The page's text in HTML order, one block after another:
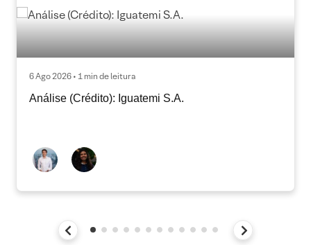
6 Ago 2026 • 1 min de leitura
Análise (Crédito): Iguatemi S.A.